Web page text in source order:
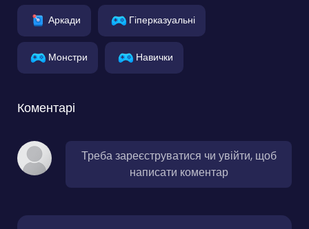
Аркади Гіперказуальні
Монстри Навички
Коментарі
Треба зареєструватися чи увійти, щоб
написати коментар